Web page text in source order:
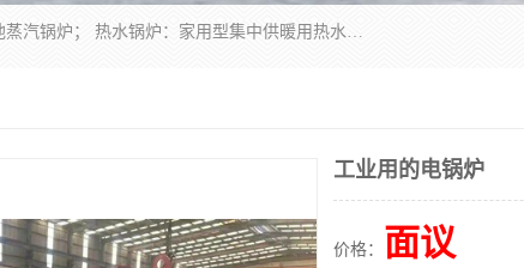
蒸汽锅炉：水管锅炉、火管锅炉、混合式锅炉、其他蒸汽锅炉； 热水锅炉：家用型集中供暖用热水锅炉、其他热水锅炉； 有机热载体锅炉； 船用蒸汽锅炉； （锅炉用辅助设备及装置）蒸汽冷凝器：表面冷凝器、混合式冷凝器、空冷式冷凝器、其他蒸汽冷凝器； 锅炉用辅助设备：节热器、蒸汽收集器、蓄能器、烟垢清除器、气体回收器、泥渣刮除器、空气预热器、其他锅炉用辅助设备；
工业用的电锅炉
价格： 面议